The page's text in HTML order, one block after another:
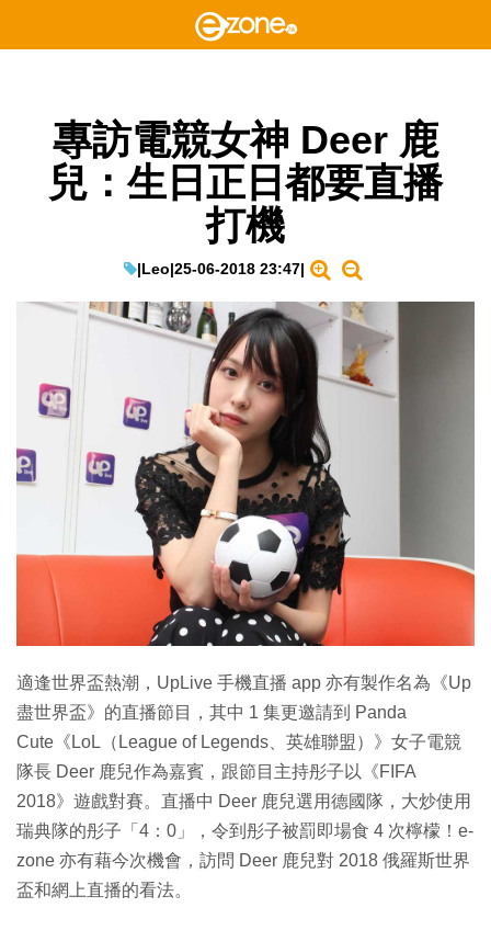
專訪電競女神 Deer 鹿
兒：生日正日都要直播
打機
|Leo|25-06-2018 23:47|
適逢世界盃熱潮，UpLive 手機直播 app 亦有製作名為《Up
盡世界盃》的直播節目，其中 1 集更邀請到 Panda
Cute《LoL（League of Legends、英雄聯盟）》女子電競
隊長 Deer 鹿兒作為嘉賓，跟節目主持彤子以《FIFA
2018》遊戲對賽。直播中 Deer 鹿兒選用德國隊，大炒使用
瑞典隊的彤子「4：0」，令到彤子被罰即場食 4 次檸檬！e-
zone 亦有藉今次機會，訪問 Deer 鹿兒對 2018 俄羅斯世界
盃和網上直播的看法。